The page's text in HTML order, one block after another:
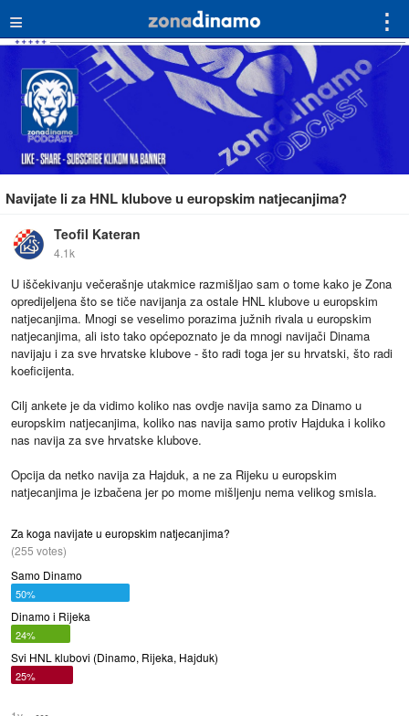
≡ ⋮
Navijate li za HNL klubove u europskim natjecanjima?
Teofil Kateran
4.1k
U iščekivanju večerašnje utakmice razmišljao sam o tome kako je Zona
opredijeljena što se tiče navijanja za ostale HNL klubove u europskim
natjecanjima. Mnogi se veselimo porazima južnih rivala u europskim
natjecanjima, ali isto tako općepoznato je da mnogi navijači Dinama
navijaju i za sve hrvatske klubove - što radi toga jer su hrvatski, što radi
koeficijenta.
Cilj ankete je da vidimo koliko nas ovdje navija samo za Dinamo u
europskim natjecanjima, koliko nas navija samo protiv Hajduka i koliko
nas navija za sve hrvatske klubove.
Opcija da netko navija za Hajduk, a ne za Rijeku u europskim
natjecanjima je izbačena jer po mome mišljenju nema velikog smisla.
Za koga navijate u europskim natjecanjima?
(255 votes)
Samo Dinamo
50%
Dinamo i Rijeka
24%
Svi HNL klubovi (Dinamo, Rijeka, Hajduk)
25%